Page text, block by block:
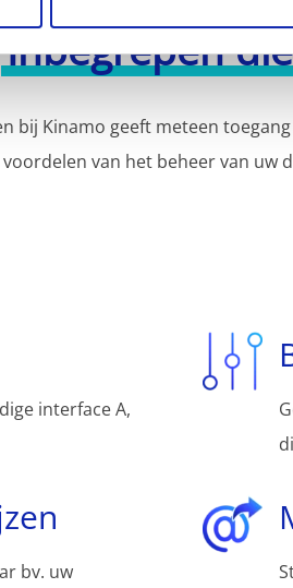
Inbegrepen
bij Kinamo geeft meteen
van het beheer van uw
interface A,
bv. uw